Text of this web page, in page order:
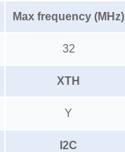
Max frequency (MHz)
32
XTH
Y
I2C